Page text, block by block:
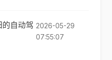
自动驾 2026-05-29
07:55:07